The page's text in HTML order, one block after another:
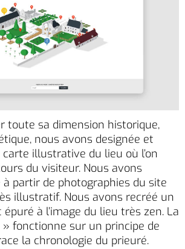
toute sa dimension historique,
nous avons designée et
illustrative du lieu où l’on
du visiteur. Nous avons
partir de photographies du site
illustratif. Nous avons recréé un
à l’image du lieu très zen. La
fonctionne sur un principe de
la chronologie du prieuré.